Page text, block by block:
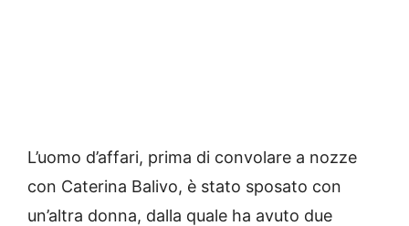
L’uomo d’affari, prima di convolare a nozze
con Caterina Balivo, è stato sposato con
un’altra donna, dalla quale ha avuto due